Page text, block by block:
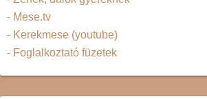
- Mese.tv
- Kerekmese (youtube)
- Foglalkoztató füzetek